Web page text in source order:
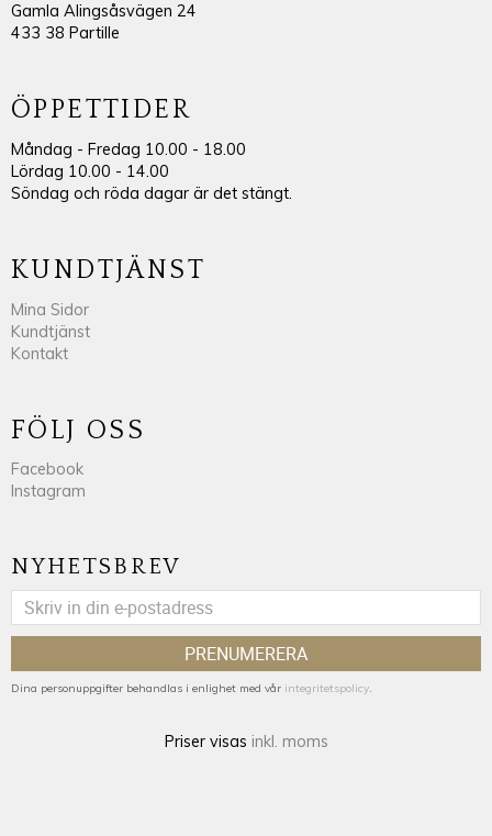
Gamla Alingsåsvägen 24
433 38 Partille
ÖPPETTIDER
Måndag - Fredag 10.00 - 18.00
Lördag 10.00 - 14.00
Söndag och röda dagar är det stängt.
KUNDTJÄNST
Mina Sidor
Kundtjänst
Kontakt
FÖLJ OSS
Facebook
Instagram
NYHETSBREV
PRENUMERERA
Dina personuppgifter behandlas i enlighet med vår integritetspolicy
Priser visas inkl. moms